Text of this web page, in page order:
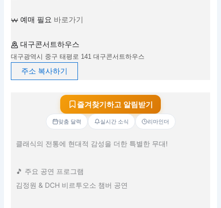
예매 필요 바로가기
대구콘서트하우스
대구광역시 중구 태평로 141 대구콘서트하우스
주소 복사하기
즐겨찾기하고 알림받기
맞춤 달력 실시간 소식 리마인더
클래식의 전통에 현대적 감성을 더한 특별한 무대!
🎵 주요 공연 프로그램
김정원 & DCH 비르투오소 챔버 공연